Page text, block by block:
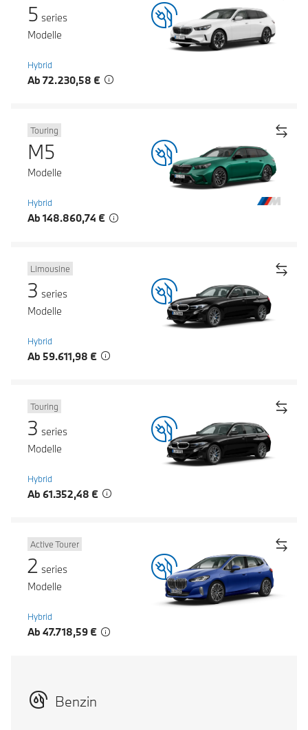
5 series
Modelle
Hybrid
Ab 72.230,58 €
Touring
M5
Modelle
Hybrid
Ab 148.860,74 €
Limousine
3 series
Modelle
Hybrid
Ab 59.611,98 €
Touring
3 series
Modelle
Hybrid
Ab 61.352,48 €
Active Tourer
2 series
Modelle
Hybrid
Ab 47.718,59 €
Benzin